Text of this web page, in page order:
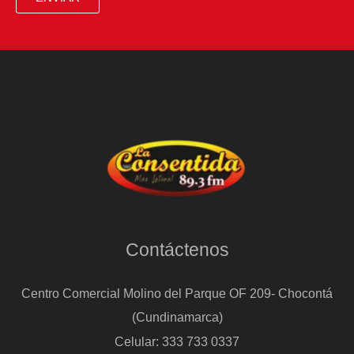
Contáctenos
Centro Comercial Molino del Parque OF 209- Chocontá
(Cundinamarca)
Celular: 333 733 0337